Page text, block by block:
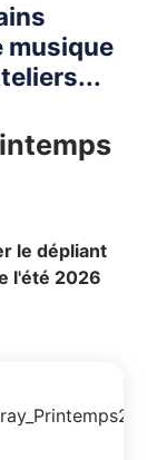
musique
le dépliant
l'été 2026